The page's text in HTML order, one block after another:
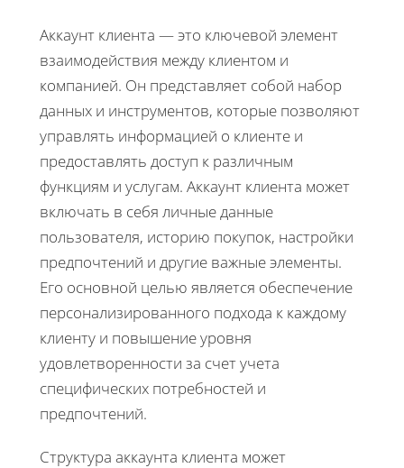
Аккаунт клиента — это ключевой элемент
взаимодействия между клиентом и
компанией. Он представляет собой набор
данных и инструментов, которые позволяют
управлять информацией о клиенте и
предоставлять доступ к различным
функциям и услугам. Аккаунт клиента может
включать в себя личные данные
пользователя, историю покупок, настройки
предпочтений и другие важные элементы.
Его основной целью является обеспечение
персонализированного подхода к каждому
клиенту и повышение уровня
удовлетворенности за счет учета
специфических потребностей и
предпочтений.
Структура аккаунта клиента может